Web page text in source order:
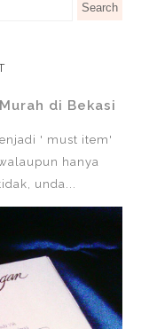
di Bekasi
' must item'
hanya
unda...